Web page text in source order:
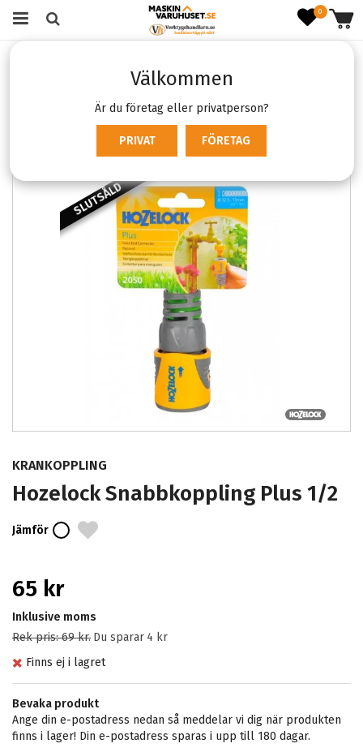
0
Välkommen
Är du företag eller privatperson?
PRIVAT FÖRETAG
Trädgårds- & anläggningsredskap
Bevattning
SLUTSÅLD
KRANKOPPLING
Hozelock Snabbkoppling Plus 1/2
Jämför
65 kr
Inklusive moms
Rek pris:69 kr. Du sparar 4 kr
Finns ej i lagret
Bevaka produkt
Ange din e-postadress nedan så meddelar vi dig när produkten
finns i lager! Din e-postadress sparas i upp till 180 dagar.